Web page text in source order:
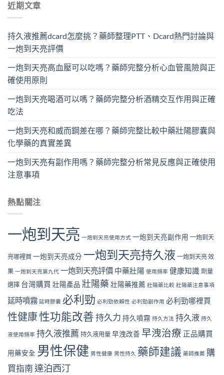
近期文章
持久液推薦dcard怎麼挑？藥師整理PTT、Dcard熱門討論與
一炮到天亮評價
一炮到天亮高血壓可以吃嗎？藥師完整分析心血管風險與正
確使用原則
一炮到天亮喝酒可以嗎？藥師完整分析酒精交互作用與正確
吃法
一炮到天亮和威而鋼差在哪？藥師完整比較中藥壯陽膠囊與
化學藥的真實差異
一炮到天亮有副作用嗎？藥師完整分析常見反應與正確使用
注意事項
熱點關注
一炮到天亮 一炮到天亮使用方式 一炮到天亮副作用 一炮到天
亮哪裡買 一炮到天亮成分 一炮到天亮持久液 一炮到天亮 效
果 一炮到天亮第九代 一炮到天亮評價 中藥壯陽 使用頻率 健康知識 劑量
選擇 台灣購買 壯陽產品 壯陽藥 壯陽藥推薦 壯陽藥比較 壯陽藥注意事項
延時噴霧 延時膠囊 必利勁 必利勁依賴性 必利勁副作用 必利勁哪裡買
性健康性功能改善持久力 持久噴霧 持久方法 持久液 持久
液使用頻率 持久液推薦 持久液用量 早洩改善 早洩治療 正品購買
用藥安全 男性保健 男性健康 男性持久 藥師建議 藥師推薦 購
買指南達泊西汀